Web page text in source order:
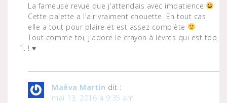
La fameuse revue que j'attendais avec impatience
Cette palette a l'air vraiment chouette. En tout cas
elle a tout pour plaire et est assez complète
Tout comme toi, j'adore le crayon à lèvres qui est top
! ♥
Maêva Martin dit :
mai 13, 2016 à 9:35 am